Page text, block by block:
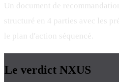
Un document de
structuré en 4 parties avec les
le plan d'action séquencé.
Le verdict NXUS